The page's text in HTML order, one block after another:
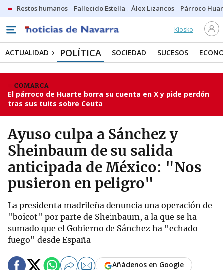
Restos humanos Fallecido Estella Álex Lizancos Párroco
Kiosko
ACTUALIDAD POLÍTICA SOCIEDAD SUCESOS
COMARCA
El párroco de Huarte borra su cuenta en X y pide perdón
tras sus tuits sobre Ceuta
Ayuso culpa a Sánchez y
Sheinbaum de su salida
anticipada de México: "Nos
pusieron en peligro"
La presidenta madrileña denuncia una operación de
"boicot" por parte de Sheinbaum, a la que se ha
sumado que el Gobierno de Sánchez ha "echado
fuego" desde España
Añádenos en Google